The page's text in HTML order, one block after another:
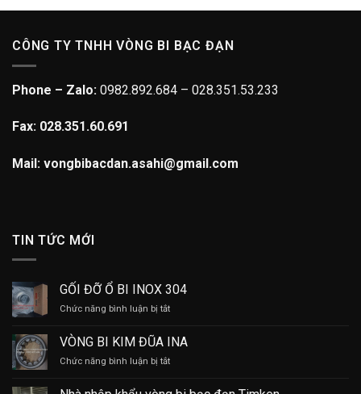
CÔNG TY TNHH VÒNG BI BẠC ĐẠN
Phone – Zalo: 0982.892.684 – 028.351.53.233
Fax: 028.351.60.691
Mail: vongbibacdan.asahi@gmail.com
TIN TỨC MỚI
GỐI ĐỠ Ổ BI INOX 304
Chức năng bình luận bị tắtở
ĐỠ
Ổ
BI
304
VÒNG BI KIM ĐŨA INA
Chức năng bình luận bị tắtở
BI